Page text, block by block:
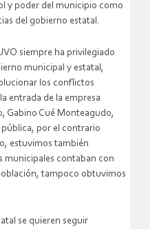
y poder del municipio como
del gobierno estatal.
siempre ha privilegiado
municipal y estatal,
los conflictos
entrada de la empresa
Gabino Cué Monteagudo,
por el contrario
estuvimos también
municipales contaban con
tampoco obtuvimos
se quieren seguir